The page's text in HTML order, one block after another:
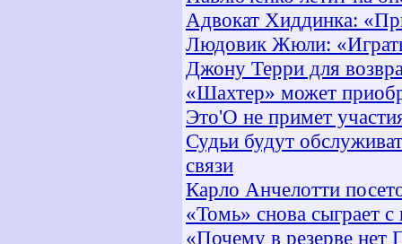
Адвокат Хиддинка:
Людовик Жюли:
Джону Терри для
«Шахтер» может
Это'О не примет
Судьи будут
связи
Карло Анчелотти
«Томь» снова сыграет
«Почему в резерве нет